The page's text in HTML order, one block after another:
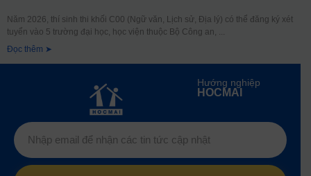
Năm 2026, thí sinh thi khối C00 (Ngữ văn, Lịch sử, Địa lý) có thể đăng ký xét
tuyển vào 5 trường đại học, học viện thuộc Bộ Công an,
Đọc thêm ➤
Hướng nghiệp
HOCMAI